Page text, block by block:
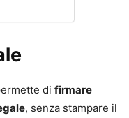
di firmare
, senza stampare il